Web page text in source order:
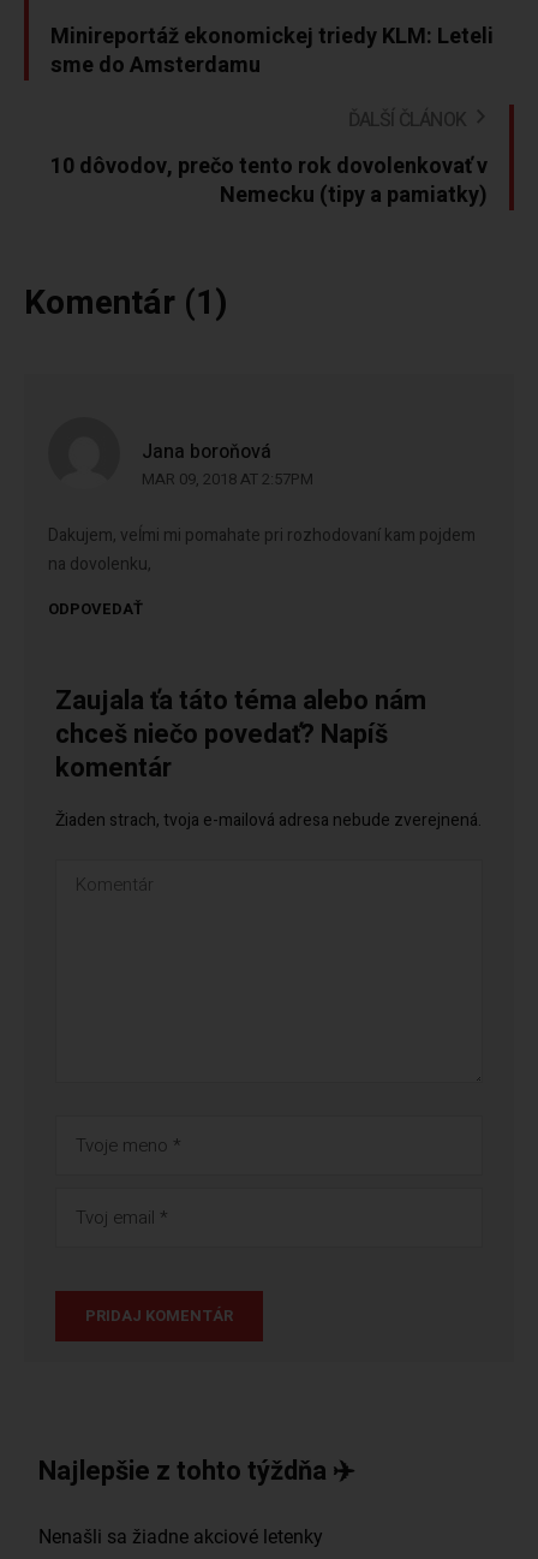
Minireportáž ekonomickej triedy KLM: Leteli
sme do Amsterdamu
ĎALŠÍ ČLÁNOK
10 dôvodov, prečo tento rok dovolenkovať v
Nemecku (tipy a pamiatky)
Komentár (1)
Jana boroňová
MAR 09, 2018 AT 2:57PM
Dakujem, veĺmi mi pomahate pri rozhodovaní kam pojdem
na dovolenku,
ODPOVEDAŤ
Zaujala ťa táto téma alebo nám
chceš niečo povedať? Napíš
komentár
Žiaden strach, tvoja e-mailová adresa nebude zverejnená.
Najlepšie z tohto týždňa ✈️